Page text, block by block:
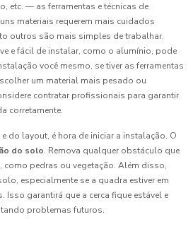
etc. — as ferramentas e técnicas de
materiais requerem mais cuidados
outros são mais simples de trabalhar.
e fácil de instalar, como o alumínio, pode
você mesmo, se tiver as ferramentas
um material mais pesado ou
contratar profissionais para garantir
corretamente.
do layout, é hora de iniciar a instalação. O
do solo. Remova qualquer obstáculo que
como pedras ou vegetação. Além disso,
especialmente se a quadra estiver em
Isso garantirá que a cerca fique estável e
problemas futuros.